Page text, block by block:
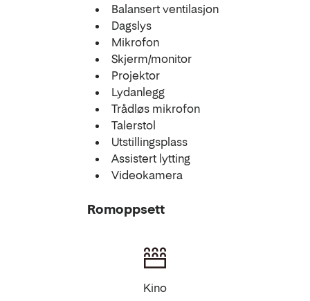
Balansert ventilasjon
Dagslys
Mikrofon
Skjerm/monitor
Projektor
Lydanlegg
Trådløs mikrofon
Talerstol
Utstillingsplass
Assistert lytting
Videokamera
Romoppsett
Kino